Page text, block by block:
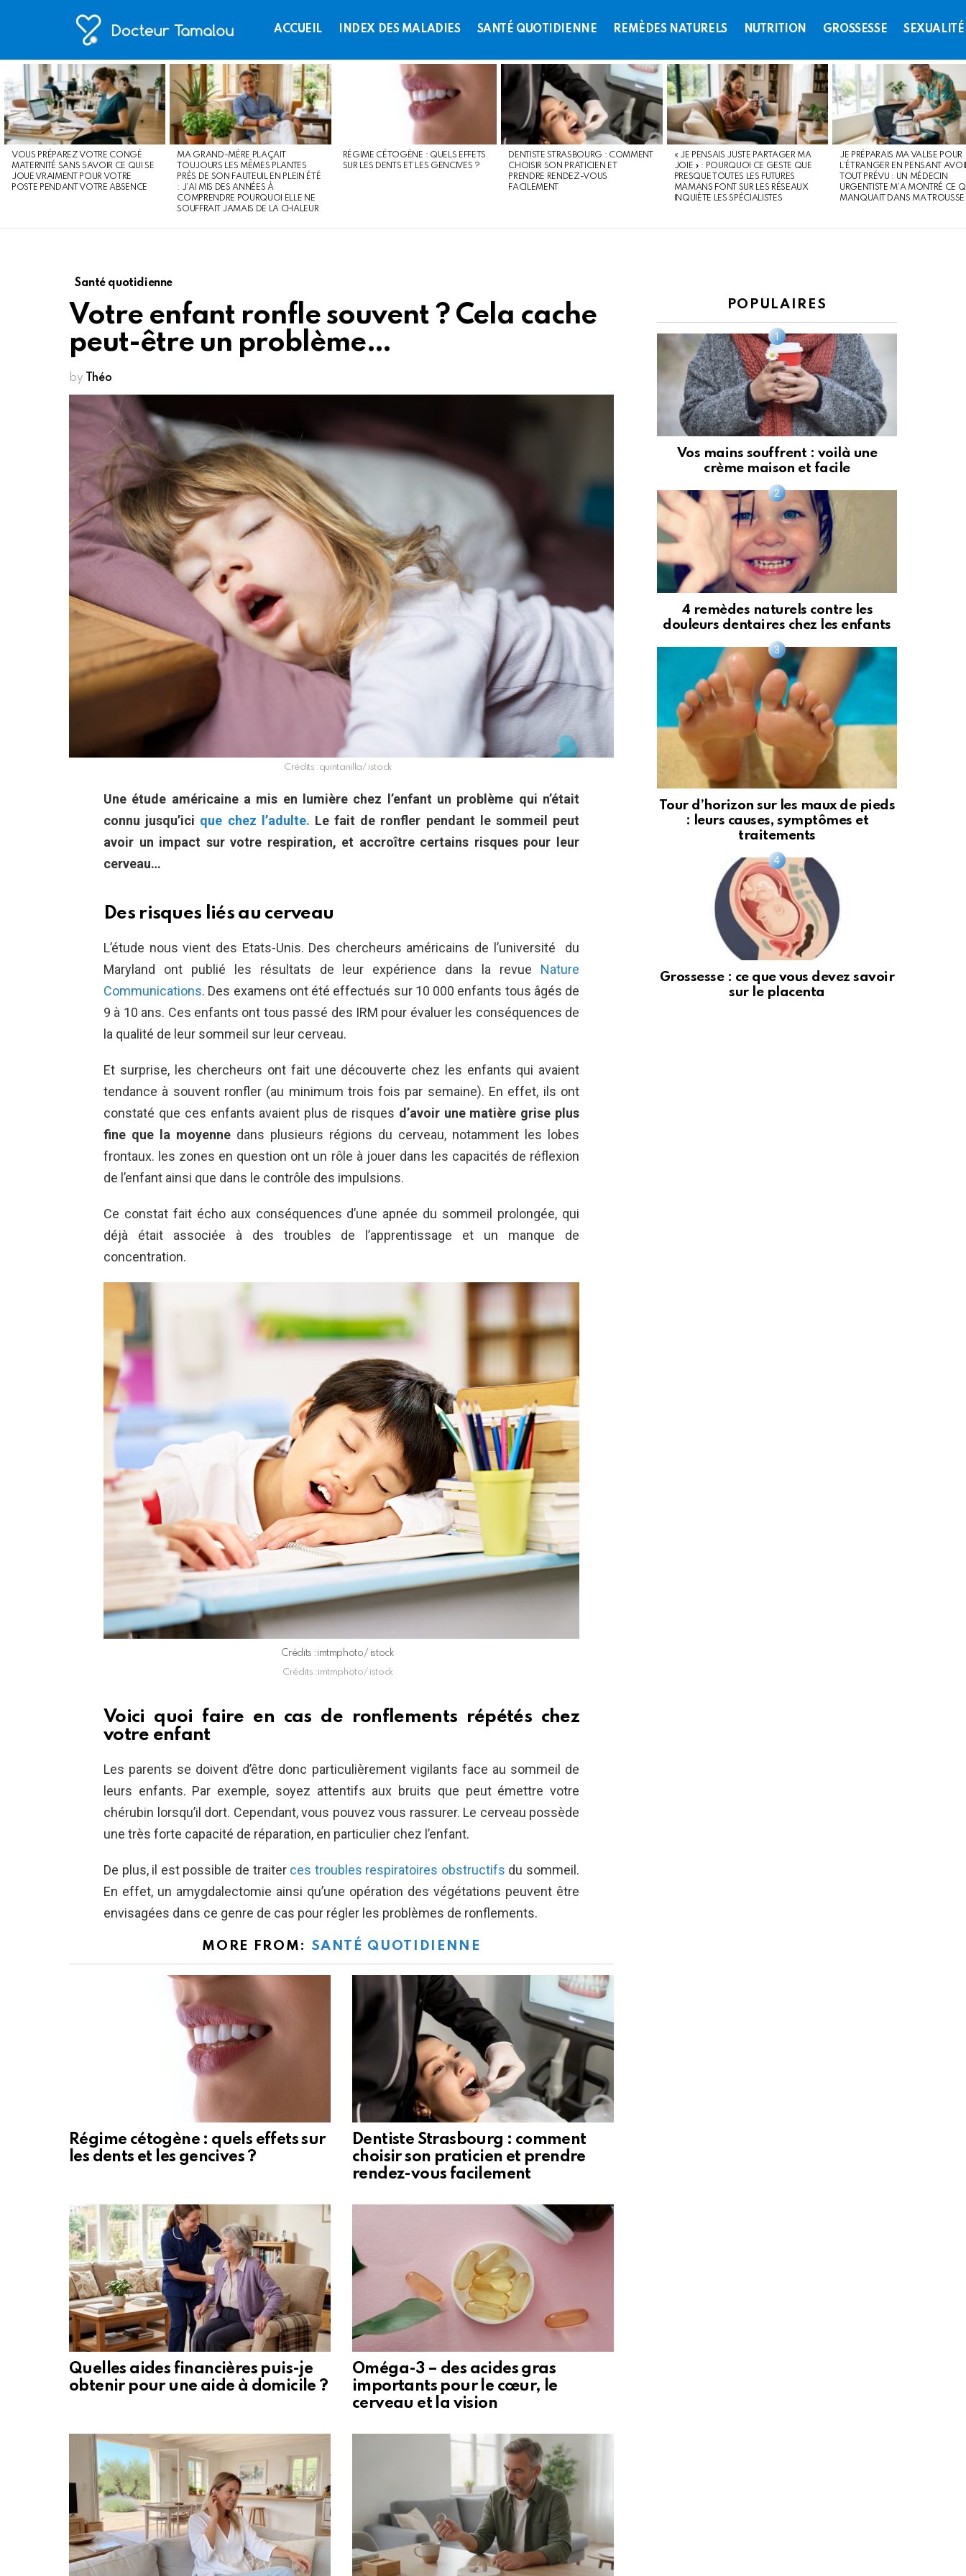
ACCUEIL INDEX DES MALADIES SANTÉ QUOTIDIENNE REMÈDES NATURELS NUTRITION GROSSESSE SEXUALITÉ
STORIES
VOUS PRÉPAREZ VOTRE CONGÉ
MATERNITÉ SANS SAVOIR CE QUI SE
JOUE VRAIMENT POUR VOTRE
POSTE PENDANT VOTRE ABSENCE
MA GRAND-MÈRE PLAÇAIT
TOUJOURS LES MÊMES PLANTES
PRÈS DE SON FAUTEUIL EN PLEIN ÉTÉ
: J’AI MIS DES ANNÉES À
COMPRENDRE POURQUOI ELLE NE
SOUFFRAIT JAMAIS DE LA CHALEUR
RÉGIME CÉTOGÈNE : QUELS EFFETS
SUR LES DENTS ET LES GENCIVES ?
DENTISTE STRASBOURG : COMMENT
CHOISIR SON PRATICIEN ET
PRENDRE RENDEZ-VOUS
FACILEMENT
« JE PENSAIS JUSTE PARTAGER MA
JOIE » : POURQUOI CE GESTE QUE
PRESQUE TOUTES LES FUTURES
MAMANS FONT SUR LES RÉSEAUX
INQUIÈTE LES SPÉCIALISTES
JE PRÉPARAIS MA VALISE POUR
L’ÉTRANGER EN PENSANT
TOUT PRÉVU : UN MÉDECIN
URGENTISTE M’A MONTRÉ CE
MANQUAIT DANS MA TROUSSE
Santé quotidienne
Votre enfant ronfle souvent ? Cela cache
peut-être un problème…
by Théo
Crédits :quintanilla/ istock
Une étude américaine a mis en lumière chez l’enfant un problème qui n’était
connu jusqu’ici que chez l’adulte. Le fait de ronfler pendant le sommeil peut
avoir un impact sur votre respiration, et accroître certains risques pour leur
cerveau…
Des risques liés au cerveau
L’étude nous vient des Etats-Unis. Des chercheurs américains de l’université du
Maryland ont publié les résultats de leur expérience dans la revue Nature
Communications. Des examens ont été effectués sur 10 000 enfants tous âgés de
9 à 10 ans. Ces enfants ont tous passé des IRM pour évaluer les conséquences de
la qualité de leur sommeil sur leur cerveau.
Et surprise, les chercheurs ont fait une découverte chez les enfants qui avaient
tendance à souvent ronfler (au minimum trois fois par semaine). En effet, ils ont
constaté que ces enfants avaient plus de risques d’avoir une matière grise plus
fine que la moyenne dans plusieurs régions du cerveau, notamment les lobes
frontaux. les zones en question ont un rôle à jouer dans les capacités de réflexion
de l’enfant ainsi que dans le contrôle des impulsions.
Ce constat fait écho aux conséquences d’une apnée du sommeil prolongée, qui
déjà était associée à des troubles de l’apprentissage et un manque de
concentration.
Crédits :imtmphoto/ istock
Crédits :imtmphoto/ istock
Voici quoi faire en cas de ronflements répétés chez
votre enfant
Les parents se doivent d’être donc particulièrement vigilants face au sommeil de
leurs enfants. Par exemple, soyez attentifs aux bruits que peut émettre votre
chérubin lorsqu’il dort. Cependant, vous pouvez vous rassurer. Le cerveau possède
une très forte capacité de réparation, en particulier chez l’enfant.
De plus, il est possible de traiterces troubles respiratoires obstructifs du sommeil.
En effet, un amygdalectomie ainsi qu’une opération des végétations peuvent être
envisagées dans ce genre de cas pour régler les problèmes de ronflements.
MORE FROM: SANTÉ QUOTIDIENNE
Régime cétogène : quels effets sur
les dents et les gencives ?
Dentiste Strasbourg : comment
choisir son praticien et prendre
rendez-vous facilement
Quelles aides financières puis-je
obtenir pour une aide à domicile ?
Oméga-3 – des acides gras
importants pour le cœur, le
cerveau et la vision
POPULAIRES
Vos mains souffrent : voilà une
crème maison et facile
4 remèdes naturels contre les
douleurs dentaires chez les enfants
Tour d’horizon sur les maux de pieds
: leurs causes, symptômes et
traitements
Grossesse : ce que vous devez savoir
sur le placenta